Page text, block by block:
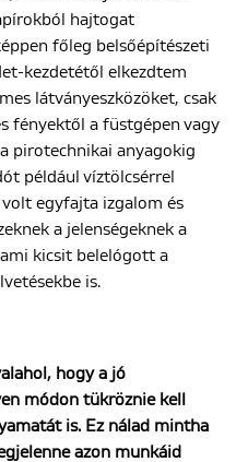
hajtogat
főleg belsőépítészeti
kezdetétől elkezdtem
látványeszközöket, csak
fényektől a füstgépen vagy
pirotechnikai anyagokig
például víztölcsérrel
egyfajta izgalom és
a jelenségeknek a
kicsit belelógott a
is.
hogy a jó
módon tükröznie kell
is. Ez nálad mintha
azon munkáid